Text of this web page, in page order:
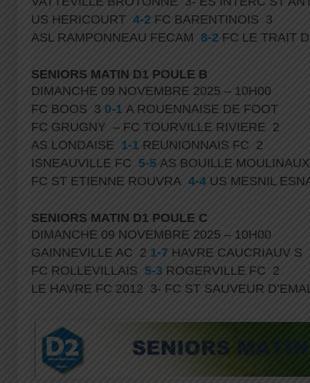
US HERICOURT 4-2 FC BARENTINOIS 3
ASL RAMPONNEAU FECAM 8-2 FC LE TRAIT
SENIORS MATIN D1 POULE B
DIMANCHE 09 NOVEMBRE 2025 – 10H00
FC BOOS 3 0-1 A ROUENNAISE DE FOOT
FC GRUGNY – FC TOURVILLE RIVIERE 2
AS LONDAISE 1-1 REUNIONNAIS FC 2
ISNEAUVILLE FC 5-5 AS BOUILLE
FC ST ETIENNE ROUVRA 4-4 US MESNIL
SENIORS MATIN D1 POULE C
DIMANCHE 09 NOVEMBRE 2025 – 10H00
GAINNEVILLE AC 2 1-7 HAVRE CAUCRIAUV
FC ROLLEVILLAIS 5-3 ROGERVILLE FC 2
LE HAVRE FC 2012 3- FC ST SAUVEUR